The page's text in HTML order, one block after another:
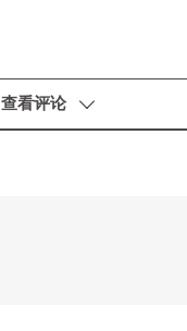
查看评论